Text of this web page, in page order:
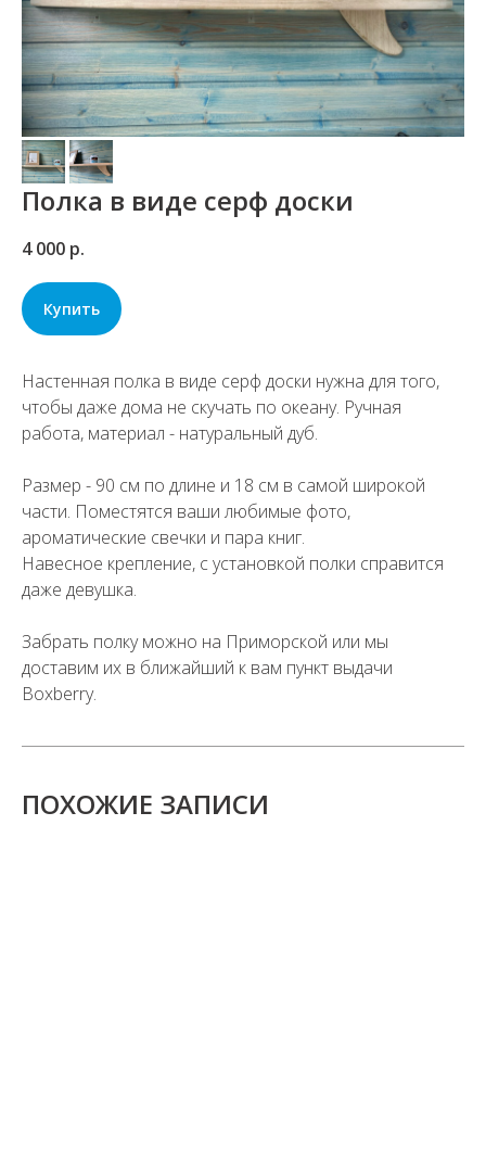
Полка в виде серф доски
4 000 р.
Купить
Настенная полка в виде серф доски нужна для того,
чтобы даже дома не скучать по океану. Ручная
работа, материал - натуральный дуб.
Размер - 90 см по длине и 18 см в самой широкой
части. Поместятся ваши любимые фото,
ароматические свечки и пара книг.
Навесное крепление, с установкой полки справится
даже девушка.
Забрать полку можно на Приморской или мы
доставим их в ближайший к вам пункт выдачи
Boxberry.
ПОХОЖИЕ ЗАПИСИ